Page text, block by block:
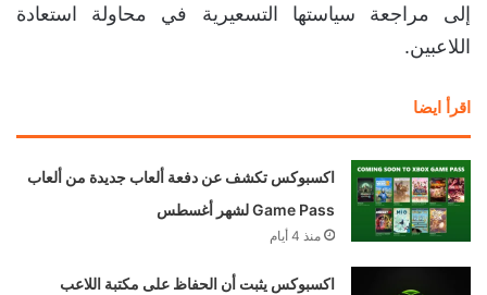
إلى مراجعة سياستها التسعيرية في محاولة استعادة
اللاعبين.
اقرأ ايضا
اكسبوكس تكشف عن دفعة ألعاب جديدة من ألعاب
Game Pass لشهر أغسطس
منذ 4 أيام
اكسبوكس يثبت أن الحفاظ على مكتبة اللاعب